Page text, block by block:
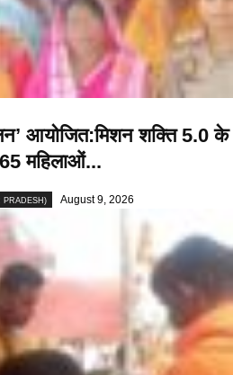
आयोजित:मिशन शक्ति 5.0 के
महिलाओं...
PRADESH) August 9, 2026